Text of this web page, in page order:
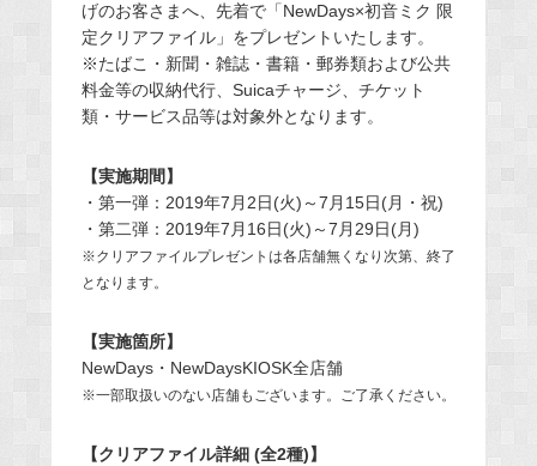
げのお客さまへ、先着で「NewDays×初音ミク 限
定クリアファイル」をプレゼントいたします。
※たばこ・新聞・雑誌・書籍・郵券類および公共
料金等の収納代行、Suicaチャージ、チケット
類・サービス品等は対象外となります。
【実施期間】
・第一弾：2019年7月2日(火)～7月15日(月・祝)
・第二弾：2019年7月16日(火)～7月29日(月)
※クリアファイルプレゼントは各店舗無くなり次第、終了
となります。
【実施箇所】
NewDays・NewDaysKIOSK全店舗
※一部取扱いのない店舗もございます。ご了承ください。
【クリアファイル詳細 (全2種)】